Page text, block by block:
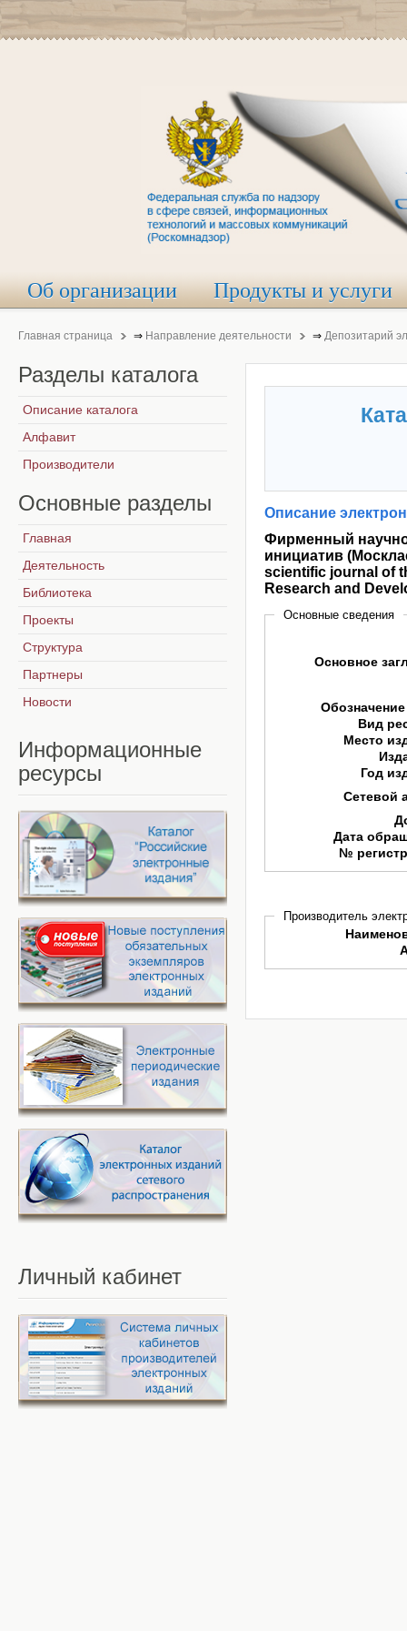
Об организации Продукты и услуги
Главная страница ⇒ Направление деятельности ⇒ Депозитарий
Описание
Фирменный
инициатив
scientific journal of
Research and
Основные сведения
Основное
Вид
Место
Год
Сетевой
Дата
№
Производитель
Разделы каталога
Описание каталога
Алфавит
Производители
Основные разделы
Главная
Деятельность
Библиотека
Проекты
Структура
Партнеры
Новости
Информационные
ресурсы
Личный кабинет